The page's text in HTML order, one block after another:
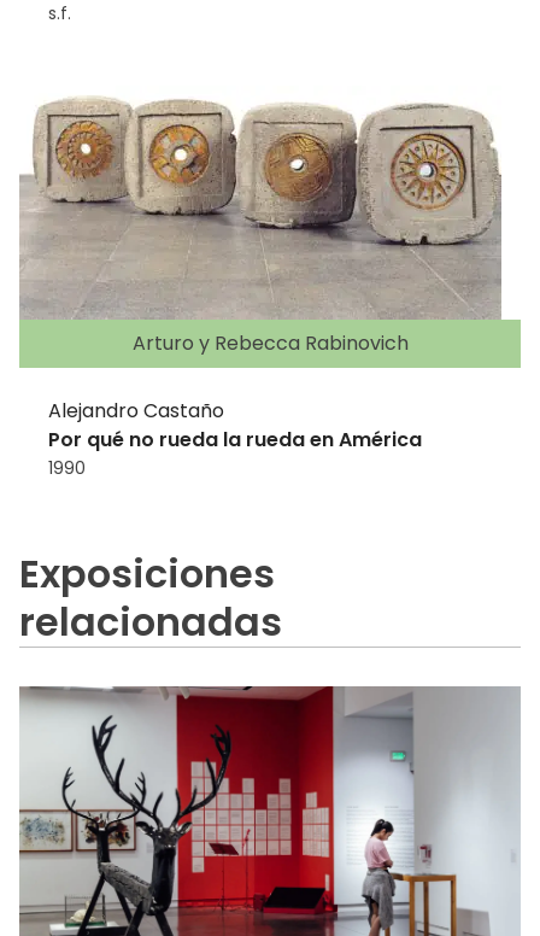
s.f.
Arturo y Rebecca Rabinovich
Alejandro Castaño
Por qué no rueda la rueda en América
1990
Exposiciones
relacionadas